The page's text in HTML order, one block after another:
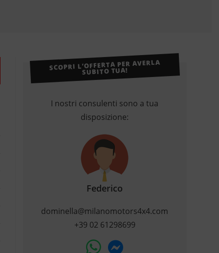
SCOPRI L’OFFERTA PER AVERLA
SUBITO TUA!
I nostri consulenti sono a tua
disposizione:
Federico
dominella@milanomotors4x4.com
+39 02 61298699